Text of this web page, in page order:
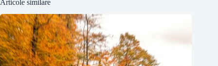
Articole similare